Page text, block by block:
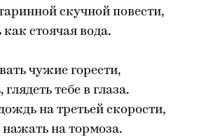
скучной повести,
стоячая вода.
чужие горести,
глядеть тебе в глаза.
на третьей скорости,
нажать на тормоза.